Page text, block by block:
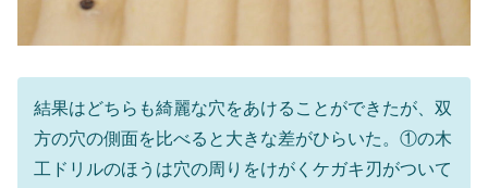
結果はどちらも綺麗な穴をあけることができたが、双
方の穴の側面を比べると大きな差がひらいた。①の木
工ドリルのほうは穴の周りをけがくケガキ刃がついて